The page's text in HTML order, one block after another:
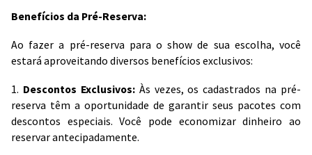
Benefícios da Pré-Reserva:
Ao fazer a pré-reserva para o show de sua escolha, você
estará aproveitando diversos benefícios exclusivos:
1. Descontos Exclusivos:Às vezes, os cadastrados na pré-
reserva têm a oportunidade de garantir seus pacotes com
descontos especiais. Você pode economizar dinheiro ao
reservar antecipadamente.